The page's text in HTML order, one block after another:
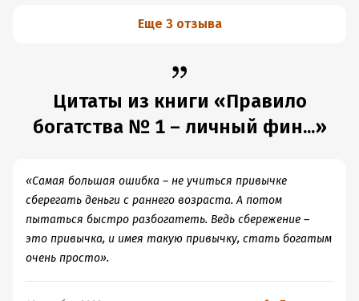
Еще 3 отзыва
Цитаты из книги «Правило
богатства № 1 – личный фин...»
«Самая большая ошибка – не учиться привычке
сберегать деньги с раннего возраста. А потом
пытаться быстро разбогатеть. Ведь сбережение –
это привычка, и имея такую привычку, стать богатым
очень просто».